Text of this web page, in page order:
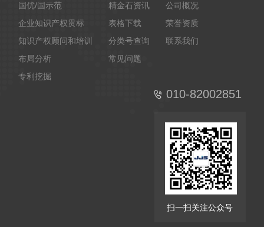
国优/国示范
企业知识产权贯标
知识产权顾问和培训
布局分析
专利挖掘
精金石资讯
表格下载
分类号查询
常见问题
公司概况
荣誉资质
联系我们
010-82002851
扫一扫关注公众号